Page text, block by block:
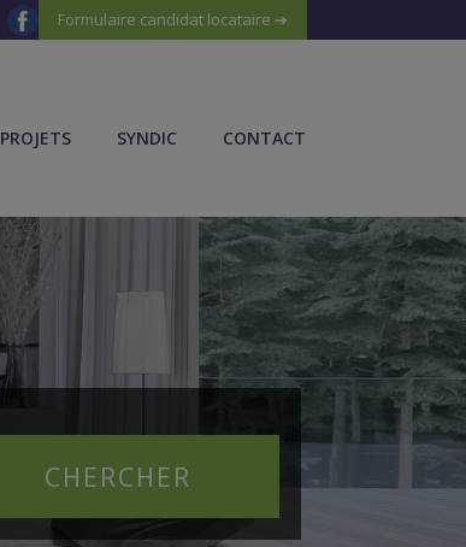
Formulaire candidat locataire ➔
PROJETS SYNDIC CONTACT